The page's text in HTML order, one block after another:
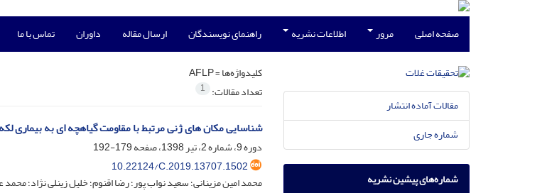
صفحه اصلی مرور اطلاعات نشریه راهنمای نویسندگان ارسال مقاله داوران تماس با ما
کلیدواژه‌ها =AFLP
تعداد مقالات: 1
شناسایی مکان های ژنی مرتبط با مقاومت گیاهچه ای به بیماری
دوره 9، شماره 2، تیر 1398، صفحه
179-192
10.22124/C.2019.13707.1502
محمد امین مزینانی؛ سعید نواب پور؛ رضا اقنوم؛ خلیل زینلی نژاد؛
مقالات آماده انتشار
شماره جاری
شماره‌های پیشین نشریه